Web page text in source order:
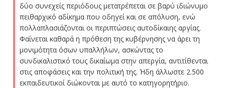
δύο συνεχείς περιόδους μετατρέπεται σε βαρύ ιδιώνυμο
πειθαρχικό αδίκημα που οδηγεί και σε απόλυση, ενώ
πολλαπλασιάζονται οι περιπτώσεις αυτοδίκαιης αργίας.
Φαίνεται καθαρά η πρόθεση της κυβέρνησης να άρει τη
μονιμότητα όσων υπαλλήλων, ασκώντας το
συνδικαλιστικό τους δικαίωμα στην απεργία, αντιτίθενται
στις αποφάσεις και την πολιτική της. Ήδη άλλωστε 2.500
εκπαιδευτικοί διώκονται με αυτό το κατηγορητήριο.